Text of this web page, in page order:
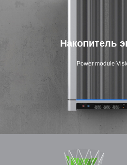
Накопитель
Power module